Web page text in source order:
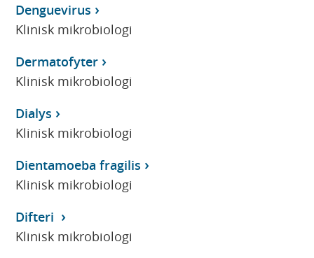
Denguevirus
Klinisk mikrobiologi
Dermatofyter
Klinisk mikrobiologi
Dialys
Klinisk mikrobiologi
Dientamoeba fragilis
Klinisk mikrobiologi
Difteri
Klinisk mikrobiologi